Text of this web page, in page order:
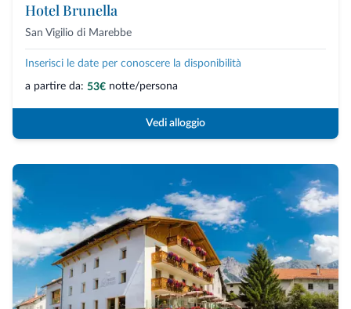
Hotel Brunella
San Vigilio di Marebbe
Inserisci le date per conoscere la disponibilità
a partire da: 53€ notte/persona
Vedi alloggio